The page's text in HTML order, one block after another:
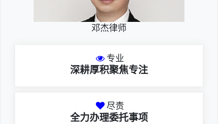
邓杰律师
专业
深耕厚积聚焦专注
尽责
全力办理委托事项